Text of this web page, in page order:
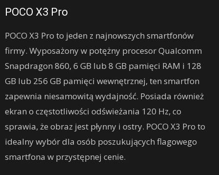
POCO X3 Pro
POCO X3 Pro to jeden z najnowszych smartfonów
firmy. Wyposażony w potężny procesor Qualcomm
Snapdragon 860, 6 GB lub 8 GB pamięci RAM i 128
GB lub 256 GB pamięci wewnętrznej, ten smartfon
zapewnia niesamowitą wydajność. Posiada również
ekran o częstotliwości odświeżania 120 Hz, co
sprawia, że obraz jest płynny i ostry. POCO X3 Pro to
idealny wybór dla osób poszukujących flagowego
smartfona w przystępnej cenie.